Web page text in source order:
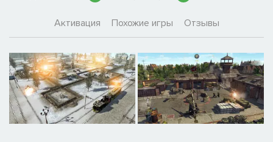
Активация Похожие игры Отзывы